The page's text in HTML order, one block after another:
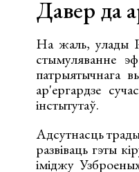
Давер да
На жаль, улады
стымуляванне
патрыятычнага
ар'ергардзе
інстытутаў.
Адсутнасць
развіваць гэты
іміджу